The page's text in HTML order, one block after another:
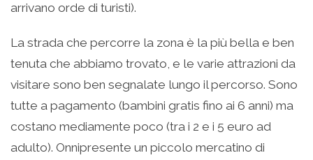
arrivano orde di turisti).
La strada che percorre la zona è la più bella e ben
tenuta che abbiamo trovato, e le varie attrazioni da
visitare sono ben segnalate lungo il percorso. Sono
tutte a pagamento (bambini gratis fino ai 6 anni) ma
costano mediamente poco (tra i 2 e i 5 euro ad
adulto). Onnipresente un piccolo mercatino di